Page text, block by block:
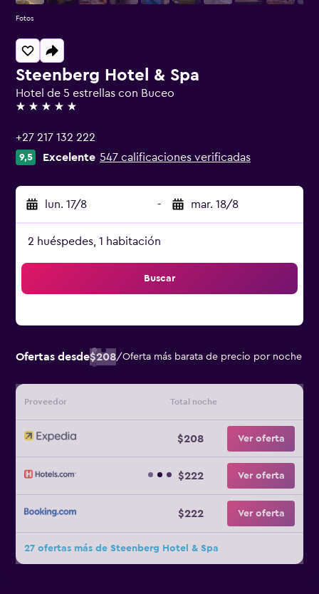
Steenberg Hotel & Spa
Hotel de 5 estrellas con Buceo
5 estrellas
+27 217 132 222
9,5 Excelente 547 calificaciones verificadas
lun. 17/8 - mar. 18/8
2 huéspedes, 1 habitación
Buscar
Ofertas desde$208/Oferta más barata de precio por noche
Proveedor Total noche
$208 Ver oferta
$222 Ver oferta
$222 Ver oferta
27 ofertas más de Steenberg Hotel & Spa
Fotos